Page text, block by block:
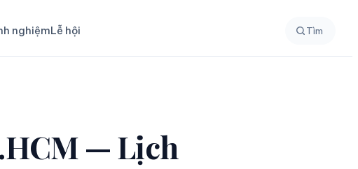
nghiệmLễ hội Tìm
— Lịch